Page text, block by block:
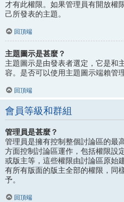
才有此權限。如果管理員有開放權
己所發表的主題。
回頂端
主題圖示是甚麼？
主題圖示是由發表者選定，它是和
容。是否可以使用主題圖示端賴管
回頂端
會員等級和群組
管理員是甚麼？
管理員是擁有控制整個討論區的最
方面控制討論區運作，包括權限設
或版主等，這些權限由討論區原始
有所有版面的版主全部的權限，同
予。
回頂端